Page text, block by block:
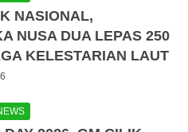
NASIONAL,
NUSA DUA LEPAS 250
KELESTARIAN LAUT